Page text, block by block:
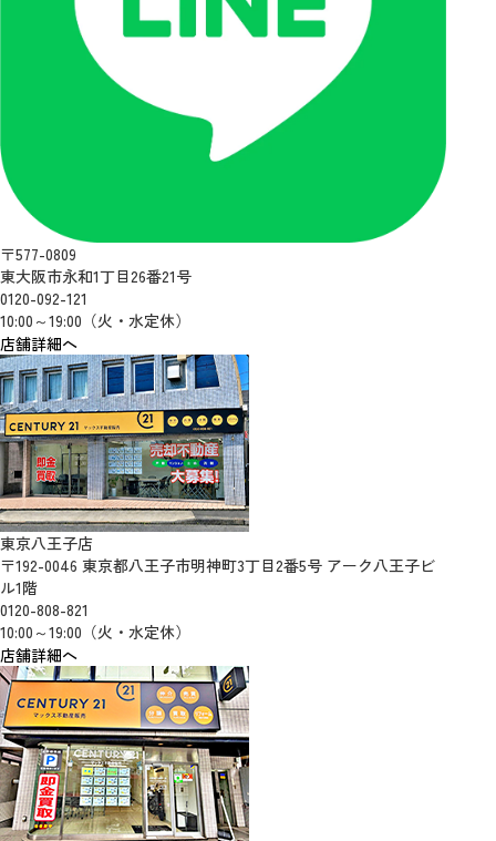
〒577-0809
東大阪市永和1丁目26番21号
0120-092-121
10:00～19:00（火・水定休）
店舗詳細へ
東京八王子店
〒192-0046 東京都八王子市明神町3丁目2番5号 アーク八王子ビ
ル1階
0120-808-821
10:00～19:00（火・水定休）
店舗詳細へ